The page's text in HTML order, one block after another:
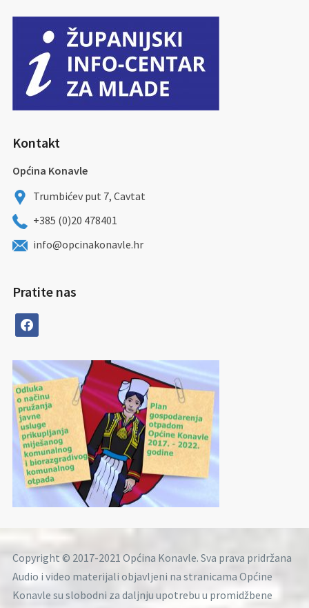
Kontakt
Općina Konavle
Trumbićev put 7, Cavtat
+385 (0)20 478401
info@opcinakonavle.hr
Pratite nas
facebook
Copyright © 2017-2021 Općina Konavle. Sva prava pridržana
Audio i video materijali objavljeni na stranicama Općine
Konavle su slobodni za daljnju upotrebu u promidžbene